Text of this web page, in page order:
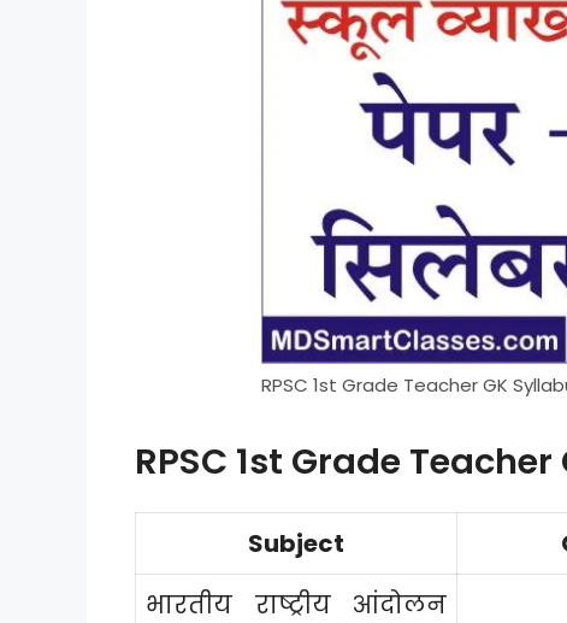
RPSC 1st Grade Teacher GK
RPSC 1st Grade
Subject
भारतीय राष्ट्रीय आंदोलन